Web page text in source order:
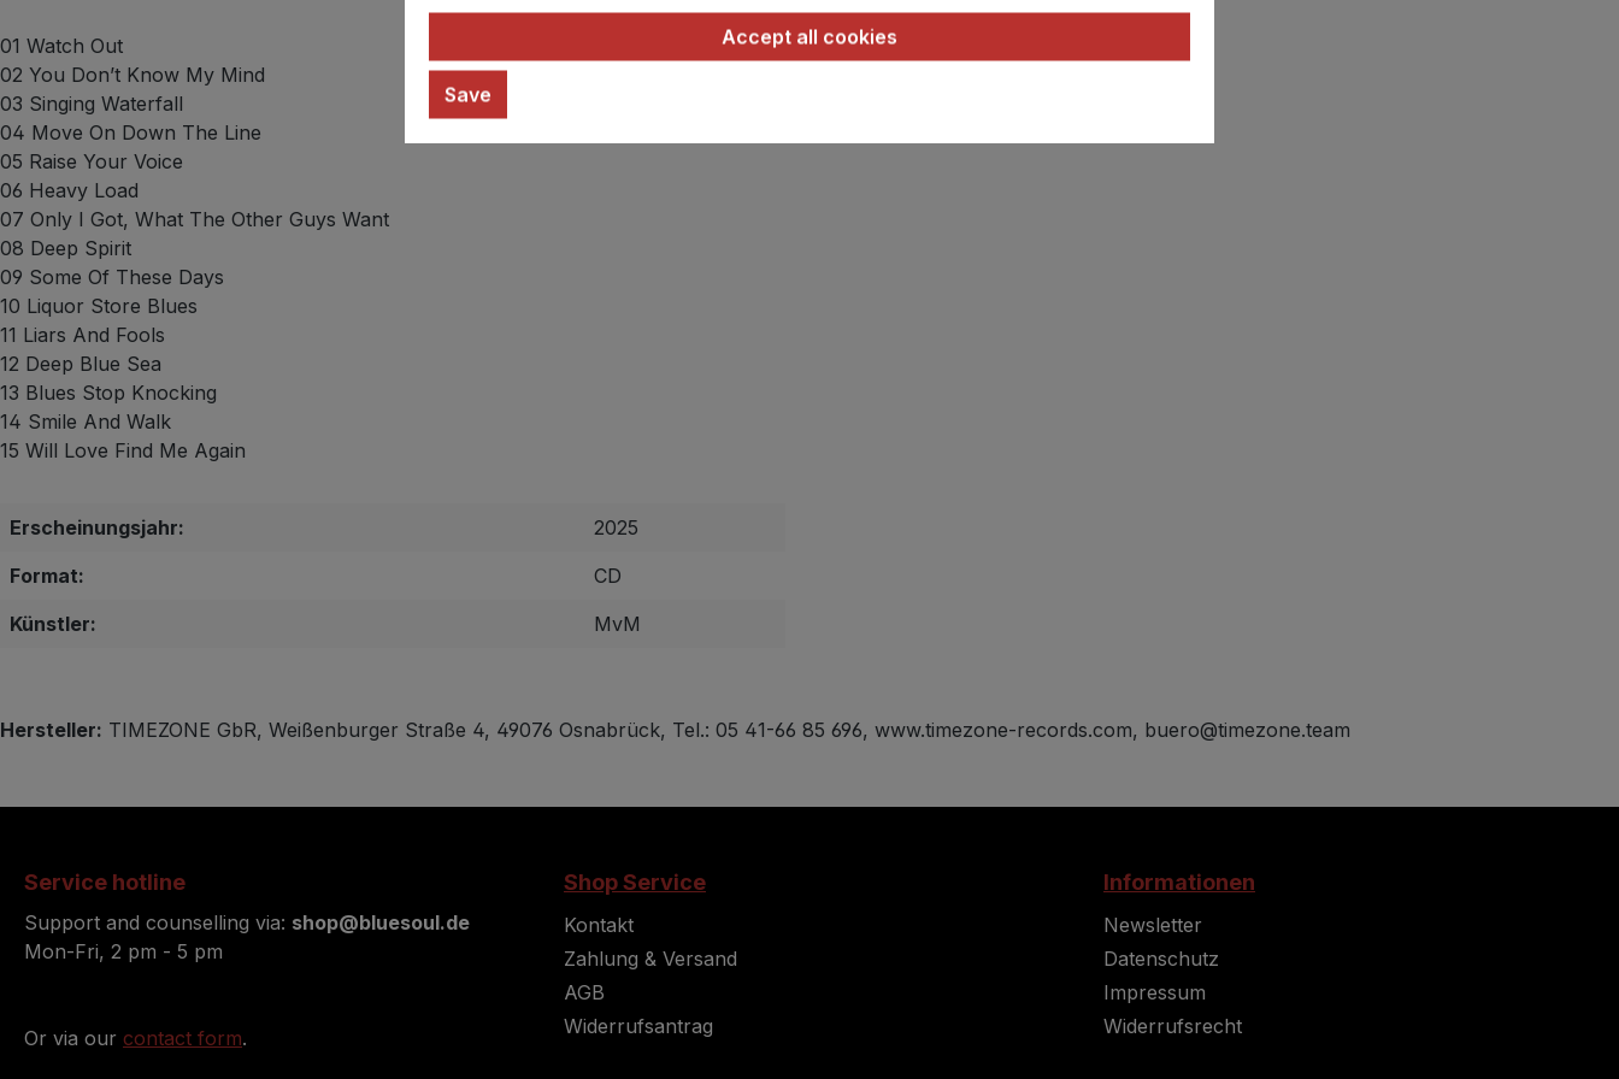
01 Watch Out
02 You Don’t Know My Mind
03 Singing Waterfall
04 Move On Down The Line
05 Raise Your Voice
06 Heavy Load
07 Only I Got, What The Other Guys Want
08 Deep Spirit
09 Some Of These Days
10 Liquor Store Blues
11 Liars And Fools
12 Deep Blue Sea
13 Blues Stop Knocking
14 Smile And Walk
15 Will Love Find Me Again
Erscheinungsjahr:
2025
Format:
CD
Künstler:
MvM
Hersteller: TIMEZONE GbR, Weißenburger Straße 4, 49076 Osnabrück, Tel.: 05 41-66 85 696, www.timezone-records.com, buero@timezone.team
Service hotline
Support and counselling via: shop@bluesoul.de
Mon-Fri, 2 pm - 5 pm
Or via our contact form.
Shop Service
Kontakt
Zahlung & Versand
AGB
Widerrufsantrag
Informationen
Newsletter
Datenschutz
Impressum
Widerrufsrecht
Accept all cookies
Save